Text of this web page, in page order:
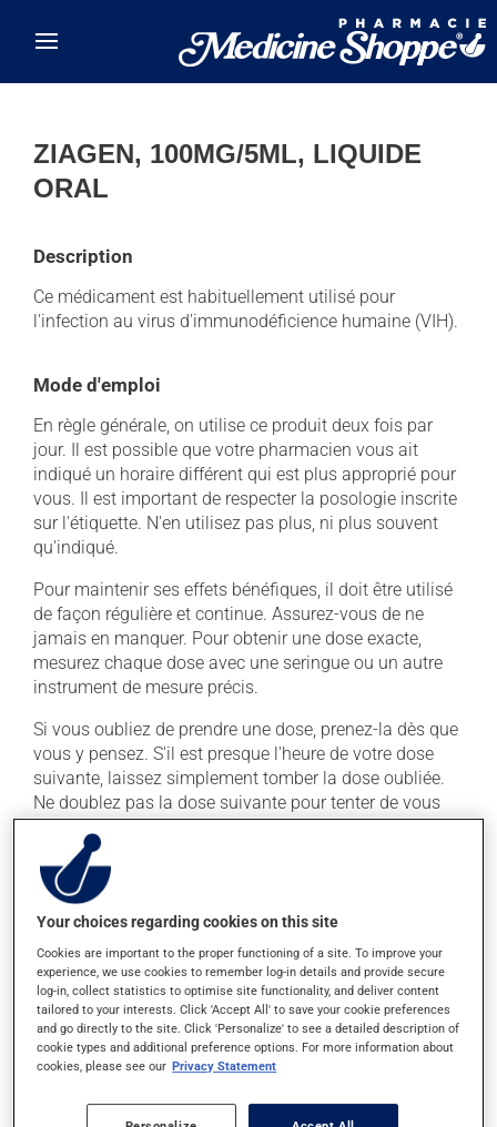
ZIAGEN, 100MG/5ML, LIQUIDE
ORAL
Description
Ce médicament est habituellement utilisé pour
l'infection au virus d'immunodéficience humaine (VIH).
Mode d'emploi
En règle générale, on utilise ce produit deux fois par
jour. Il est possible que votre pharmacien vous ait
indiqué un horaire différent qui est plus approprié pour
vous. Il est important de respecter la posologie inscrite
sur l'étiquette. N'en utilisez pas plus, ni plus souvent
qu'indiqué.
Pour maintenir ses effets bénéfiques, il doit être utilisé
de façon régulière et continue. Assurez-vous de ne
jamais en manquer. Pour obtenir une dose exacte,
mesurez chaque dose avec une seringue ou un autre
instrument de mesure précis.
Si vous oubliez de prendre une dose, prenez-la dès que
vous y pensez. S'il est presque l'heure de votre dose
suivante, laissez simplement tomber la dose oubliée.
Ne doublez pas la dose suivante pour tenter de vous
rattraper. Ce médicament peut être pris avec ou sans
nourriture, sans égard aux repas ou aux collations.
Effets indésirables
En plus de ses effets recherchés, ce produit peut à
l'occasion entraîner certains effets indésirables (effets
secondaires), notamment :
il peut causer des maux de tête;
il peut causer de la diarrhée;
il peut causer une fatigue inhabituelle;
Your choices regarding cookies on this site
Cookies are important to the proper functioning of a site. To improve your
experience, we use cookies to remember log-in details and provide secure
log-in, collect statistics to optimise site functionality, and deliver content
tailored to your interests. Click 'Accept All' to save your cookie preferences
and go directly to the site. Click 'Personalize' to see a detailed description of
cookie types and additional preference options. For more information about
cookies, please see our Privacy Statement